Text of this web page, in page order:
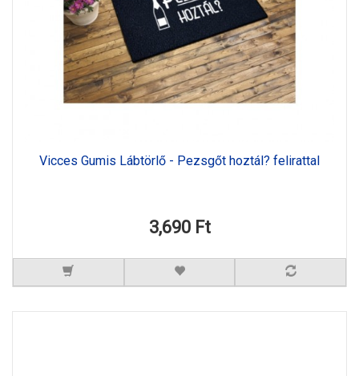
Vicces Gumis Lábtörlő - Pezsgőt hoztál? felirattal
3,690 Ft